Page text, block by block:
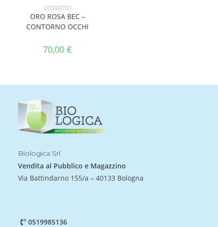
AGGIUNGI AL CARRELLO
COSMETICI
ORO ROSA BEC –
CONTORNO OCCHI
70,00€
Biologica Srl
Vendita al Pubblico e Magazzino
Via Battindarno 155/a – 40133 Bologna
0519985136